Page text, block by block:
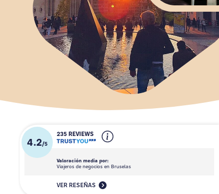
4.2/5
235 REVIEWS
Valoración media por:
Viajeros de negocios en Bruselas
VER RESEÑAS